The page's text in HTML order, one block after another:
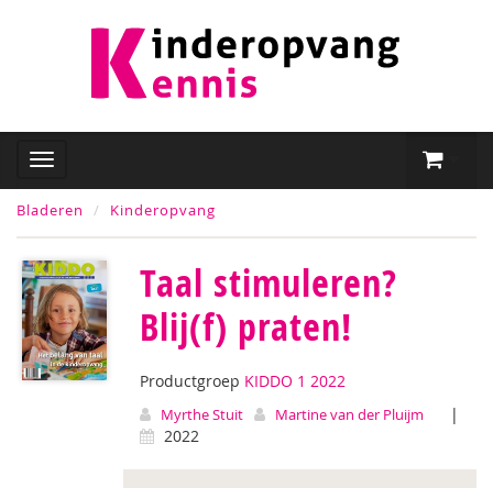
Bladeren Kinderopvang
Taal stimuleren?
Blij(f) praten!
Productgroep KIDDO 1 2022
Myrthe Stuit Martine van der Pluijm
|
2022